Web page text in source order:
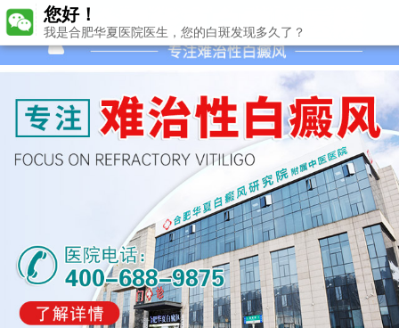
您好！
我是合肥华夏医院医生，您的白斑发现多久了？